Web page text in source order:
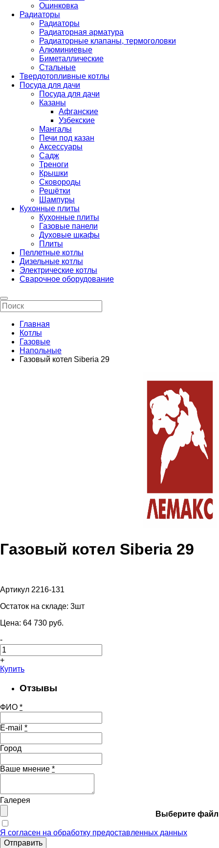
Оцинковка
Радиаторы
Радиаторы
Радиаторная арматура
Радиаторные клапаны, термоголовки
Алюминиевые
Биметаллические
Стальные
Твердотопливные котлы
Посуда для дачи
Посуда для дачи
Казаны
Афганские
Узбекские
Мангалы
Печи под казан
Аксессуары
Садж
Треноги
Крышки
Сковороды
Решётки
Шампуры
Кухонные плиты
Кухонные плиты
Газовые панели
Духовые шкафы
Плиты
Пеллетные котлы
Дизельные котлы
Электрические котлы
Сварочное оборудование
Главная
Котлы
Газовые
Напольные
Газовый котел Siberia 29
Газовый котел Siberia 29
Артикул 2216-131
Остаток на складе: 3шт
Цена: 64 730 pуб.
-
+
Купить
Отзывы
ФИО *
E-mail *
Город
Ваше мнение *
Галерея
Выберите файл
Я согласен на обработку предоставленных данных
Отправить